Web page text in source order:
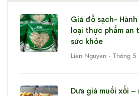
Giá đỗ sạch-
loại thực phẩm an
sức khỏe
Lien Nguyen - Tháng
Dưa giá muối xổi